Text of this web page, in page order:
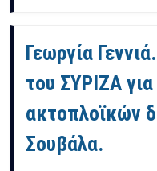
Γεωργία
του ΣΥΡΙΖΑ
ακτοπλοϊκών
Σουβάλα.